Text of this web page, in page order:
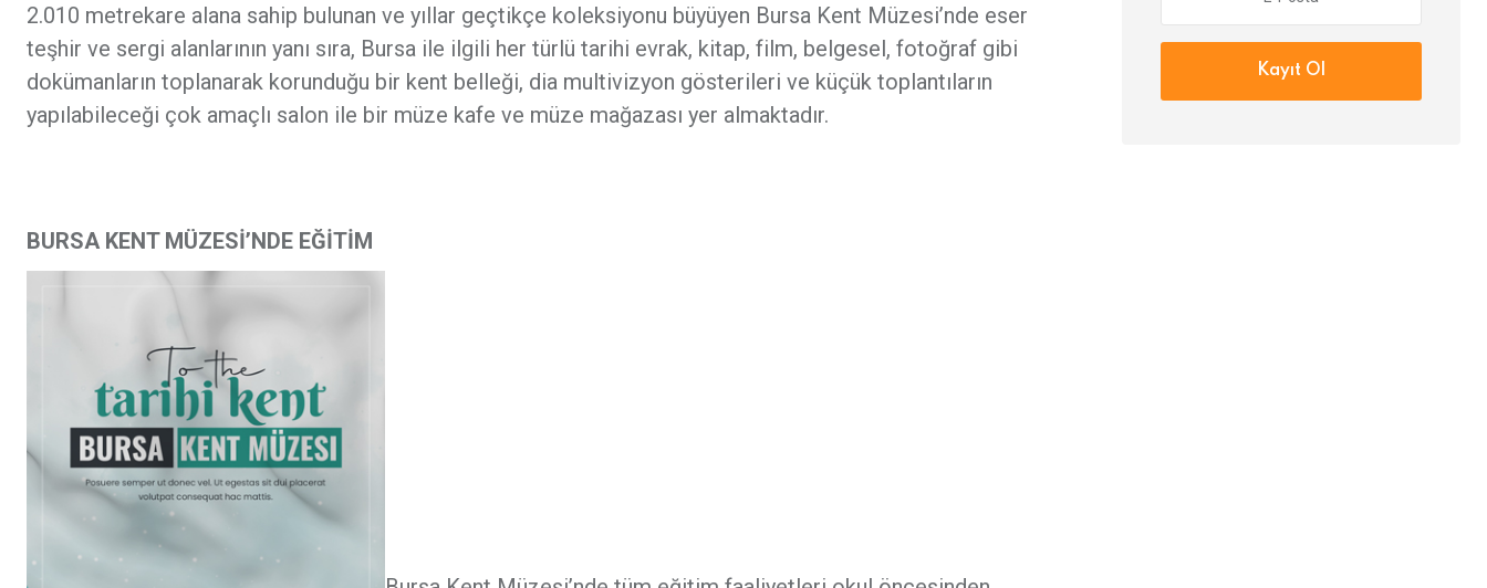
2.010 metrekare alana sahip bulunan ve yıllar geçtikçe koleksiyonu büyüyen Bursa Kent Müzesi’nde eser
teşhir ve sergi alanlarının yanı sıra, Bursa ile ilgili her türlü tarihi evrak, kitap, film, belgesel, fotoğraf gibi
dokümanların toplanarak korunduğu bir kent belleği, dia multivizyon gösterileri ve küçük toplantıların
yapılabileceği çok amaçlı salon ile bir müze kafe ve müze mağazası yer almaktadır.
BURSA KENT MÜZESİ’NDE EĞİTİM
Kayıt Ol